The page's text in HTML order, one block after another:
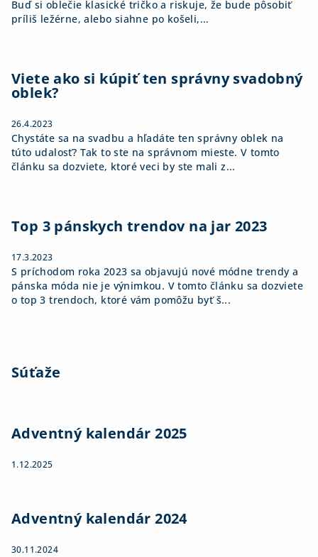
Buď si oblečie klasické tričko a riskuje, že bude pôsobiť
príliš ležérne, alebo siahne po košeli,...
Viete ako si kúpiť ten správny svadobný
oblek?
26.4.2023
Chystáte sa na svadbu a hľadáte ten správny oblek na
túto udalosť? Tak to ste na správnom mieste. V tomto
článku sa dozviete, ktoré veci by ste mali z...
Top 3 pánskych trendov na jar 2023
17.3.2023
S príchodom roka 2023 sa objavujú nové módne trendy a
pánska móda nie je výnimkou. V tomto článku sa dozviete
o top 3 trendoch, ktoré vám pomôžu byť š...
Súťaže
Adventný kalendár 2025
1.12.2025
Adventný kalendár 2024
30.11.2024